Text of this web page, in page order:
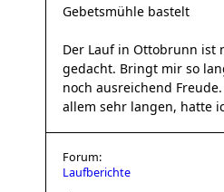
Gebetsmühle bastelt
Der Lauf in Ottobrunn ist
gedacht. Bringt mir so
noch ausreichend
allem sehr langen, hatte
Forum:
Laufberichte